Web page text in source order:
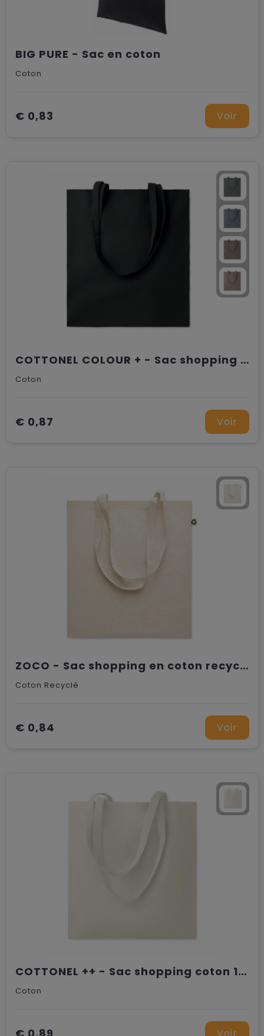
BIG PURE - Sac en coton
Coton
€ 0,83 Voir
COTTONEL COLOUR + - Sac shopping coton 140gr/m²
Coton
€ 0,87 Voir
ZOCO - Sac shopping en coton recyclé
Coton Recyclé
€ 0,84 Voir
COTTONEL ++ - Sac shopping coton 180gr/m²
Coton